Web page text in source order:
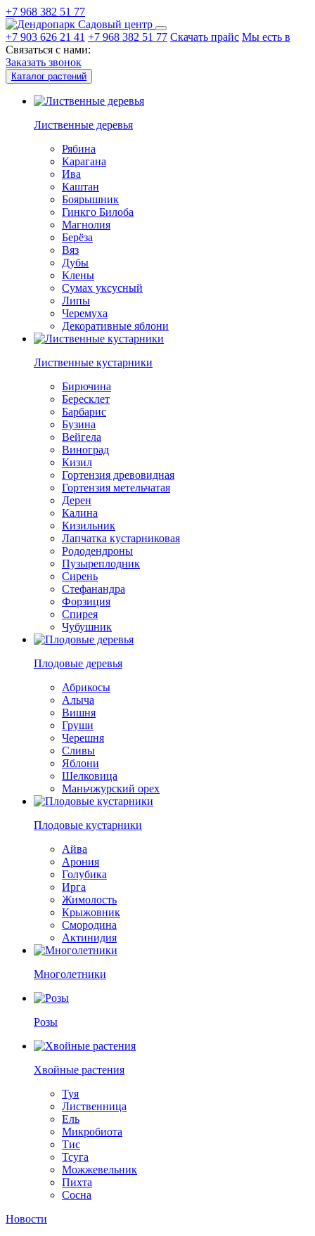
+7 968 382 51 77
Садовый центр
+7 903 626 21 41 +7 968 382 51 77 Скачать прайс Мы есть в
Связаться с нами:
Заказать звонок
Каталог растений
Лиственные деревья
Рябина
Карагана
Ива
Каштан
Боярышник
Гинкго Билоба
Магнолия
Берёза
Вяз
Дубы
Клены
Сумах уксусный
Липы
Черемуха
Декоративные яблони
Лиственные кустарники
Бирючина
Бересклет
Барбарис
Бузина
Вейгела
Виноград
Кизил
Гортензия древовидная
Гортензия метельчатая
Дерен
Калина
Кизильник
Лапчатка кустарниковая
Рододендроны
Пузыреплодник
Сирень
Стефанандра
Форзиция
Спирея
Чубушник
Плодовые деревья
Абрикосы
Алыча
Вишня
Груши
Черешня
Сливы
Яблони
Шелковица
Маньчжурский орех
Плодовые кустарники
Айва
Арония
Голубика
Ирга
Жимолость
Крыжовник
Смородина
Актинидия
Многолетники
Розы
Хвойные растения
Туя
Лиственница
Ель
Микробиота
Тис
Тсуга
Можжевельник
Пихта
Сосна
Новости